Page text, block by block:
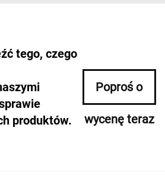
tego, czego
produktów.
Poproś o
wycenę teraz